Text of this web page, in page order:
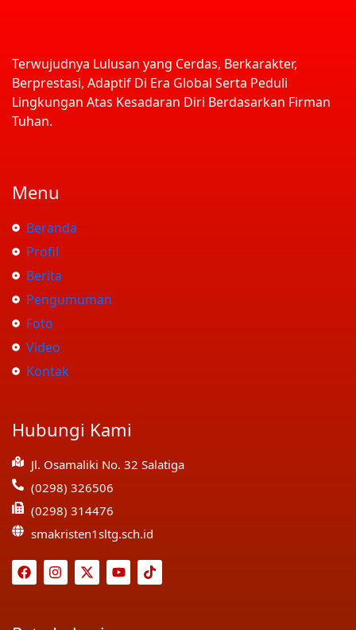
Terwujudnya Lulusan yang Cerdas, Berkarakter,
Berprestasi, Adaptif Di Era Global Serta Peduli
Lingkungan Atas Kesadaran Diri Berdasarkan Firman
Tuhan.
Menu
Beranda
Profil
Berita
Pengumuman
Foto
Video
Kontak
Hubungi Kami
Jl. Osamaliki No. 32 Salatiga
(0298) 326506
(0298) 314476
smakristen1sltg.sch.id